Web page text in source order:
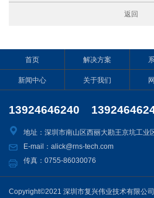
返回
首页 解决方案
新闻中心 关于我们
13924646240
地址：深圳市南山区西丽大勘王京坑工业
E-mail：alick@rns-tech.com
传真：0755-86030076
Copyright©2021 深圳市复兴伟业技术有限公